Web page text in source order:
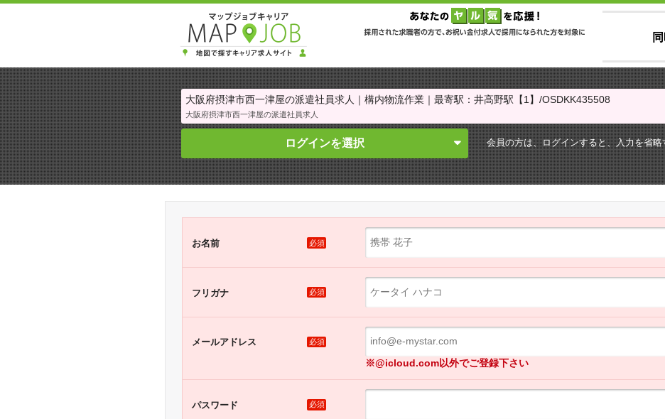
大阪府摂津市西一津屋の派遣社員求人｜構内物流作業｜最寄駅：井高野駅【1】/OSDKK435508
大阪府摂津市西一津屋の派遣社員求人
ログインを選択 会員の方は、ログインすると、入力を省略
お名前 必須
フリガナ 必須
メールアドレス 必須
※@icloud.com以外でご登録下さい
パスワード 必須